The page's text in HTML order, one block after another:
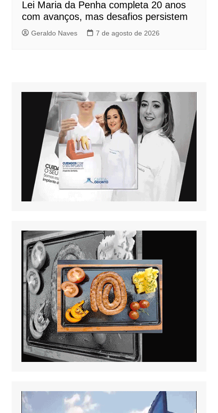
Lei Maria da Penha completa 20 anos
com avanços, mas desafios persistem
Geraldo Naves 7 de agosto de 2026